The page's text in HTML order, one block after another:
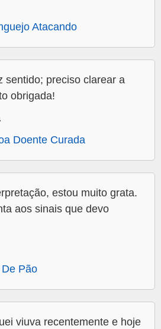
Atacando
sentido; preciso clarear a
obrigada!
Doente Curada
estou muito grata.
aos sinais que devo
Pão
viuva recentemente e hoje